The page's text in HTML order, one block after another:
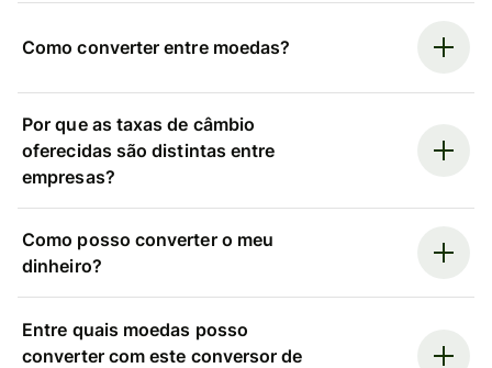
Como converter entre moedas?
Por que as taxas de câmbio
oferecidas são distintas entre
empresas?
Como posso converter o meu
dinheiro?
Entre quais moedas posso
converter com este conversor de